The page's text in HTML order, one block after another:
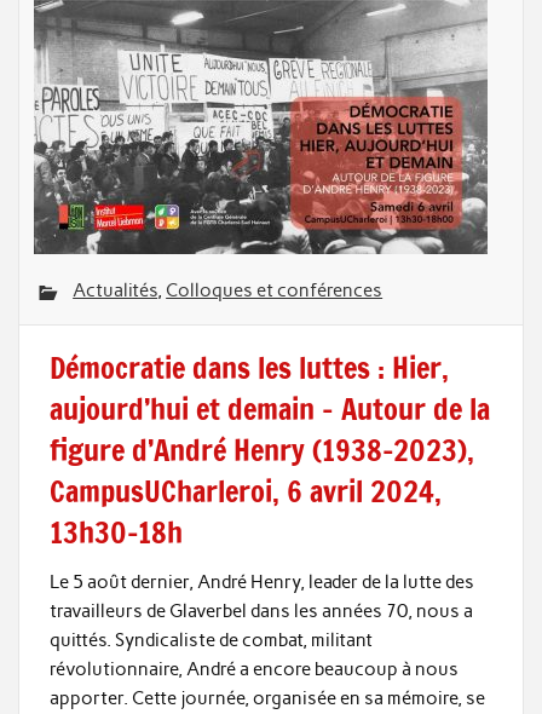
Actualités, Colloques et conférences
Démocratie dans les luttes : Hier,
aujourd’hui et demain – Autour de la
figure d’André Henry (1938-2023),
CampusUCharleroi, 6 avril 2024,
13h30-18h
Le 5 août dernier, André Henry, leader de la lutte des
travailleurs de Glaverbel dans les années 70, nous a
quittés. Syndicaliste de combat, militant
révolutionnaire, André a encore beaucoup à nous
apporter. Cette journée, organisée en sa mémoire, se